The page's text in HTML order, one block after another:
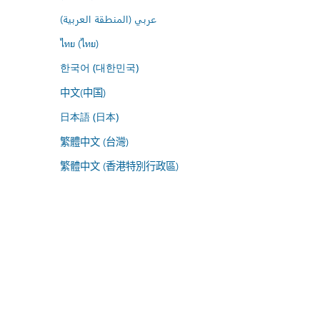
عربي (المنطقة العربية)
ไทย (ไทย)
한국어 (대한민국)
中文(中国)
日本語 (日本)
繁體中文 (台灣)
繁體中文 (香港特別行政區)